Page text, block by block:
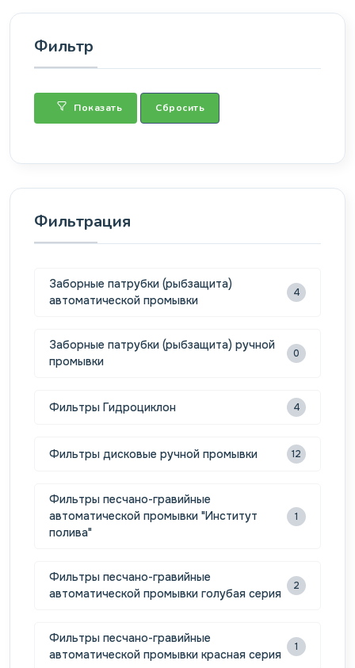
Фильтр
Показать Сбросить
Фильтрация
Заборные патрубки (рыбзащита)
автоматической промывки
4
Заборные патрубки (рыбзащита) ручной
промывки
0
Фильтры Гидроциклон 4
Фильтры дисковые ручной промывки 12
Фильтры песчано-гравийные
автоматической промывки "Институт
полива"
1
Фильтры песчано-гравийные
автоматической промывки голубая серия
2
Фильтры песчано-гравийные
автоматической промывки красная серия
1